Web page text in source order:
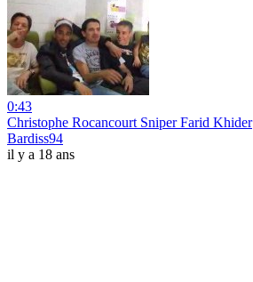
0:43
Christophe Rocancourt Sniper Farid Khider
Bardiss94
il y a 18 ans